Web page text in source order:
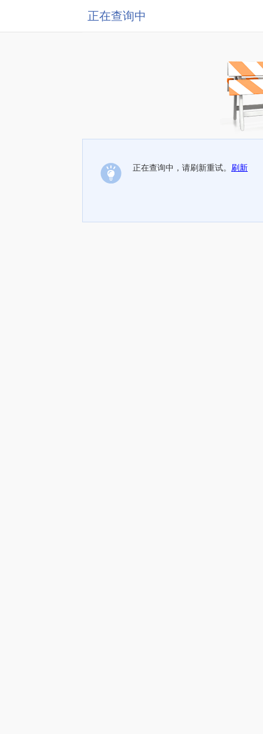
正在查询中
正在查询中，请刷新重试。 刷新